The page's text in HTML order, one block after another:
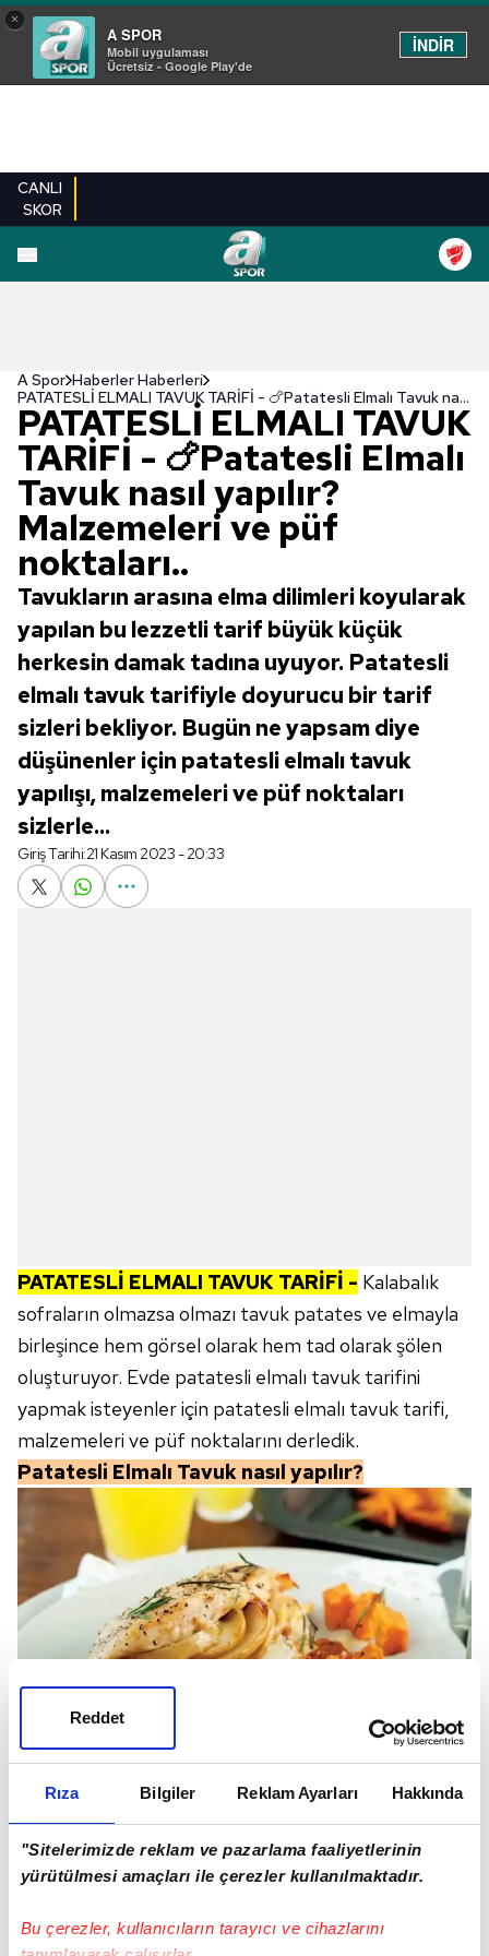
Rıza Bilgiler Reklam Ayarları Hakkında
"Sitelerimizde reklam ve pazarlama faaliyetlerinin
yürütülmesi amaçları ile çerezler kullanılmaktadır.
Bu çerezler, kullanıcıların tarayıcı ve cihazlarını
Reddet
×
A SPOR
Mobil uygulaması
Ücretsiz - Google Play'de
İNDİR
CANLI
SKOR
A Spor Haberler Haberleri
PATATESLİ ELMALI TAVUK TARİFİ - 🍗Patatesli Elmalı Tavuk nasıl yapılır? Malzemeleri ve püf noktaları..
PATATESLİ ELMALI TAVUK
TARİFİ - 🍗Patatesli Elmalı
Tavuk nasıl yapılır?
Malzemeleri ve püf
noktaları..
Tavukların arasına elma dilimleri koyularak
yapılan bu lezzetli tarif büyük küçük
herkesin damak tadına uyuyor. Patatesli
elmalı tavuk tarifiyle doyurucu bir tarif
sizleri bekliyor. Bugün ne yapsam diye
düşünenler için patatesli elmalı tavuk
yapılışı, malzemeleri ve püf noktaları
sizlerle...
Giriş Tarihi:21 Kasım 2023 - 20:33
PATATESLİ ELMALI TAVUK TARİFİ - Kalabalık
sofraların olmazsa olmazı tavuk patates ve elmayla
birleşince hem görsel olarak hem tad olarak şölen
oluşturuyor. Evde patatesli elmalı tavuk tarifini
yapmak isteyenler için patatesli elmalı tavuk tarifi,
malzemeleri ve püf noktalarını derledik.
Patatesli Elmalı Tavuk nasıl yapılır?
Malzemeleri:
2 tavuk göğüs eti
1 sarı Golden elma